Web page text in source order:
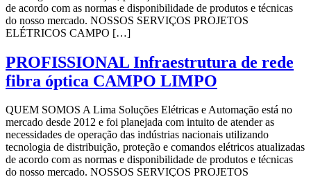
de acordo com as normas e disponibilidade de produtos e técnicas
do nosso mercado. NOSSOS SERVIÇOS PROJETOS
ELÉTRICOS CAMPO […]
PROFISSIONAL Infraestrutura de rede
fibra óptica CAMPO LIMPO
QUEM SOMOS A Lima Soluções Elétricas e Automação está no
mercado desde 2012 e foi planejada com intuito de atender as
necessidades de operação das indústrias nacionais utilizando
tecnologia de distribuição, proteção e comandos elétricos atualizadas
de acordo com as normas e disponibilidade de produtos e técnicas
do nosso mercado. NOSSOS SERVIÇOS PROJETOS